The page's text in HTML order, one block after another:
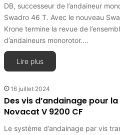
DB, successeur de l’andaineur
Swadro 46 T. Avec le nouveau
Krone termine la revue de
d’andaineurs monorotor.…
Lire plus
16 juillet 2024
Des vis d’andainage pour
Novacat V 9200 CF
Le système d’andainage par vis